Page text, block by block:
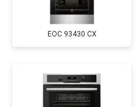
EOC 93430 CX